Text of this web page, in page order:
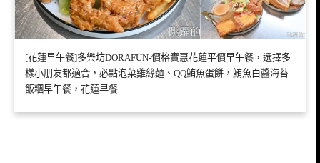
[花蓮早午餐]多樂坊DORAFUN-價格實惠花蓮平價早午餐，選擇多
樣小朋友都適合，必點泡菜雞絲麵、QQ鮪魚蛋餅，鮪魚白醬海苔
飯糰早午餐，花蓮早餐